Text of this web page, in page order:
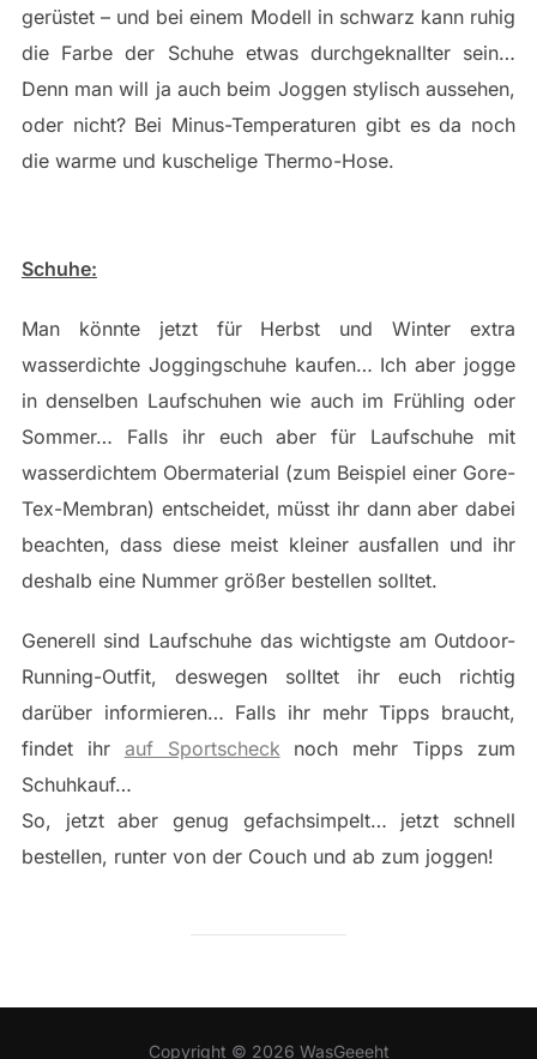
gerüstet – und bei einem Modell in schwarz kann ruhig
die Farbe der Schuhe etwas durchgeknallter sein…
Denn man will ja auch beim Joggen stylisch aussehen,
oder nicht? Bei Minus-Temperaturen gibt es da noch
die warme und kuschelige Thermo-Hose.
Schuhe:
Man könnte jetzt für Herbst und Winter extra
wasserdichte Joggingschuhe kaufen… Ich aber jogge
in denselben Laufschuhen wie auch im Frühling oder
Sommer… Falls ihr euch aber für Laufschuhe mit
wasserdichtem Obermaterial (zum Beispiel einer Gore-
Tex-Membran) entscheidet, müsst ihr dann aber dabei
beachten, dass diese meist kleiner ausfallen und ihr
deshalb eine Nummer größer bestellen solltet.
Generell sind Laufschuhe das wichtigste am Outdoor-
Running-Outfit, deswegen solltet ihr euch richtig
darüber informieren… Falls ihr mehr Tipps braucht,
findet ihr auf Sportscheck noch mehr Tipps zum
Schuhkauf…
So, jetzt aber genug gefachsimpelt… jetzt schnell
bestellen, runter von der Couch und ab zum joggen!
Copyright © 2026 WasGeeeht